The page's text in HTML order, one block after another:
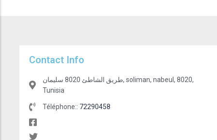
Contact Info
طريق الشاطئ 8020 سليمان, soliman, nabeul, 8020,
Tunisia
Téléphone:: 72290458